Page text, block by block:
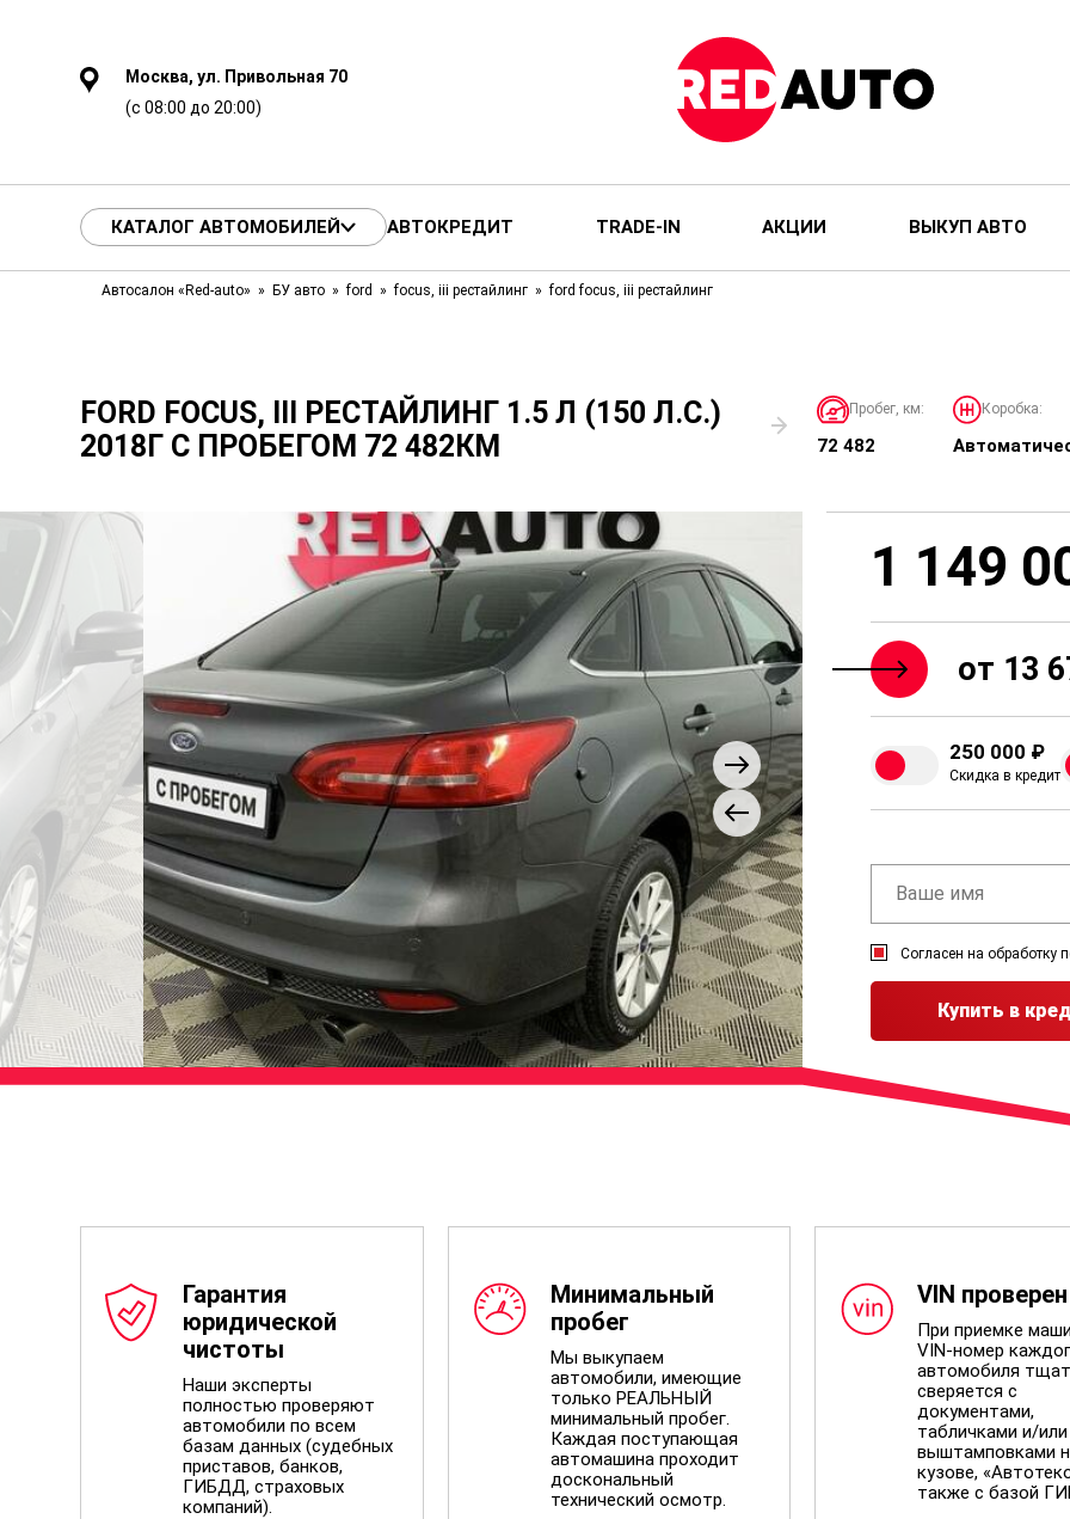
Москва, ул. Привольная 70
(с 08:00 до 20:00)
КАТАЛОГ АВТОМОБИЛЕЙ АВТОКРЕДИТ TRADE-IN АКЦИИ ВЫКУП АВТО
Автосалон «Red-auto» БУ авто ford focus, iii рестайлинг ford focus, iii рестайлинг
FORD FOCUS, III РЕСТАЙЛИНГ 1.5 Л (150 Л.С.)
2018Г С ПРОБЕГОМ 72 482КМ
Пробег, км:
72 482
Коробка:
1 149
от 13
250 000 ₽
Скидка в кредит
Согласен на обработку
Купить в
Гарантия
юридической
чистоты
Наши эксперты
полностью проверяют
автомобили по всем
базам данных (судебных
приставов, банков,
ГИБДД, страховых
компаний).
Минимальный
пробег
Мы выкупаем
автомобили, имеющие
только РЕАЛЬНЫЙ
минимальный пробег.
Каждая поступающая
автомашина проходит
доскональный
технический осмотр.
VIN проверен
При приемке
VIN-номер
автомобиля
сверяется с
документами,
табличками и/или
выштамповками
кузове,
также с базой